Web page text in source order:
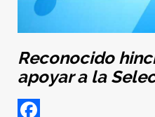
Reconocido
apoyar a la